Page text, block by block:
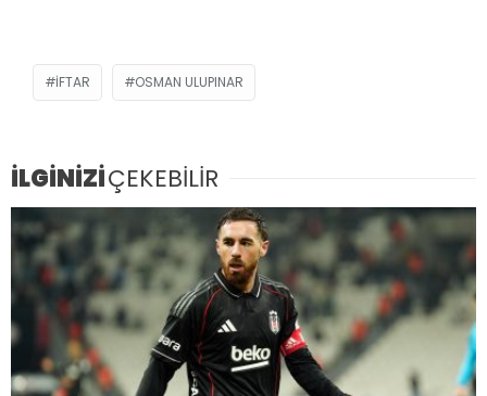
IFTAR OSMAN ULUPINAR
İLGİNİZİÇEKEBİLİR